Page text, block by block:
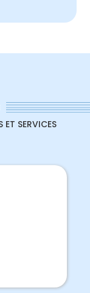
SERVICES